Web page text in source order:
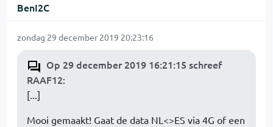
BenI2C
zondag 29 december 2019 20:23:16
Op 29 december 2019 16:21:15 schreef
RAAF12:
[...]
Mooi gemaakt! Gaat de data NL<>ES via 4G of een